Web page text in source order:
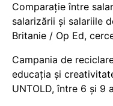
Comparație între
salarizării și salariile
Britanie / Op Ed,
Campania de
educația și
UNTOLD, între 6 și 9